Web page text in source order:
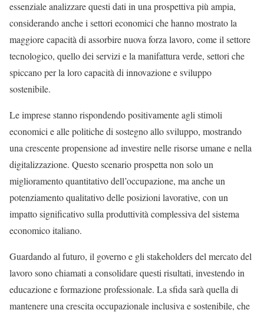
essenziale analizzare questi dati in una prospettiva più ampia,
considerando anche i settori economici che hanno mostrato la
maggiore capacità di assorbire nuova forza lavoro, come il settore
tecnologico, quello dei servizi e la manifattura verde, settori che
spiccano per la loro capacità di innovazione e sviluppo
sostenibile.
Le imprese stanno rispondendo positivamente agli stimoli
economici e alle politiche di sostegno allo sviluppo, mostrando
una crescente propensione ad investire nelle risorse umane e nella
digitalizzazione. Questo scenario prospetta non solo un
miglioramento quantitativo dell’occupazione, ma anche un
potenziamento qualitativo delle posizioni lavorative, con un
impatto significativo sulla produttività complessiva del sistema
economico italiano.
Guardando al futuro, il governo e gli stakeholders del mercato del
lavoro sono chiamati a consolidare questi risultati, investendo in
educazione e formazione professionale. La sfida sarà quella di
mantenere una crescita occupazionale inclusiva e sostenibile, che